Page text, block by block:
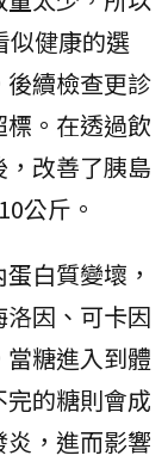
似健康的選
續檢查更診
。在透過飲
改善了胰島
公斤。
白質變壞，
因、可卡因
糖進入到體
的糖則會成
，進而影響